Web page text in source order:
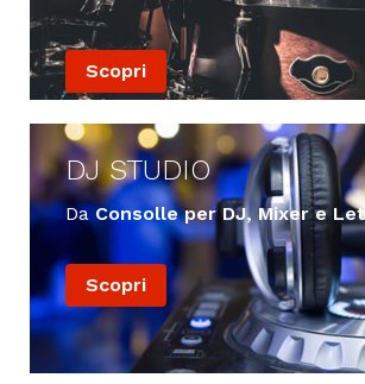
Scopri
DJ STUDIO
DaConsolle per DJ, Mixer e
Scopri